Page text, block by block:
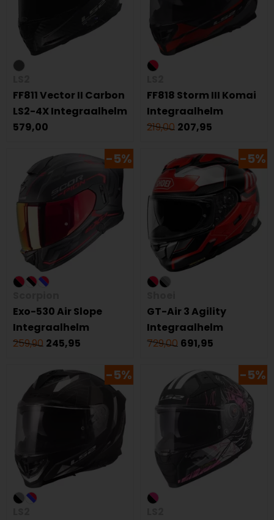
FF811 Vector II Carbon
LS2-4X Integraalhelm
579,00
FF818 Storm III Komai
Integraalhelm
219,00 207,95
-5%
Exo-530 Air Slope
Integraalhelm
259,90 245,95
-5%
GT-Air 3 Agility
Integraalhelm
729,00 691,95
-5% -5%